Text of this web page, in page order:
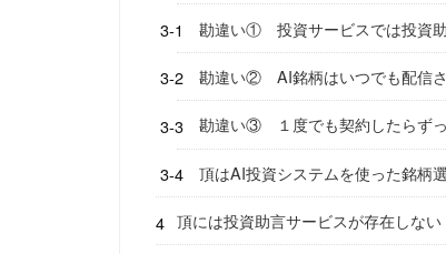
勘違い① 投資サービスでは投資
勘違い② AI銘柄はいつでも配信
勘違い③ １度でも契約したらず
頂はAI投資システムを使った銘柄
頂には投資助言サービスが存在しない